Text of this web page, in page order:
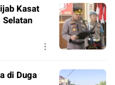
Kasat
Selatan
di Duga